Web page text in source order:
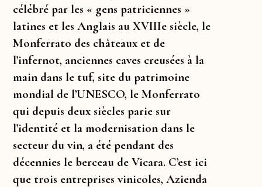
célébré par les « gens patriciennes »
latines et les Anglais au XVIIIe siècle, le
Monferrato des châteaux et de
l’infernot, anciennes caves creusées à la
main dans le tuf, site du patrimoine
mondial de l’UNESCO, le Monferrato
qui depuis deux siècles parie sur
l’identité et la modernisation dans le
secteur du vin, a été pendant des
décennies le berceau de Vicara. C’est ici
que trois entreprises vinicoles, Azienda